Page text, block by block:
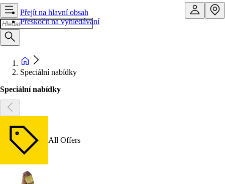
Přejít na hlavní obsah
Přeskočit na vyhledávání
Speciální nabídky
Speciální nabídky
All Offers